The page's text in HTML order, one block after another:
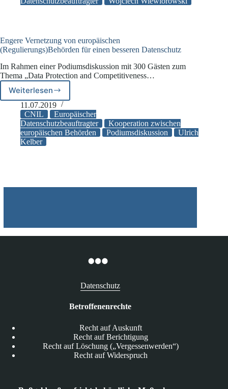
Engere Vernetzung von europäischen
(Regulierungs)Behörden für einen besseren Datenschutz
Im Rahmen einer Podiumsdiskussion mit 300 Gästen zum
Thema „Data Protection and Competitiveness…
Weiterlesen
Engere
Vernetzung
von
europäischen
(Regulierungs)Behörden
für
11.07.2019
CNIL
Europäischer
Datenschutzbeauftragter
Kooperation zwischen
europäischen Behörden
Podiumsdiskussion
Ulrich
Kelber
Datenschutz
Betroffenenrechte
Recht auf Auskunft
Recht auf Berichtigung
Recht auf Löschung („Vergessenwerden“)
Recht auf Widerspruch